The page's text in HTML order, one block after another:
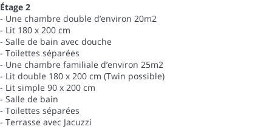
Étage 2
- Une chambre double d’environ 20m2
- Lit 180 x 200 cm
- Salle de bain avec douche
- Toilettes séparées
- Une chambre familiale d’environ 25m2
- Lit double 180 x 200 cm (Twin possible)
- Lit simple 90 x 200 cm
- Salle de bain
- Toilettes séparées
- Terrasse avec Jacuzzi